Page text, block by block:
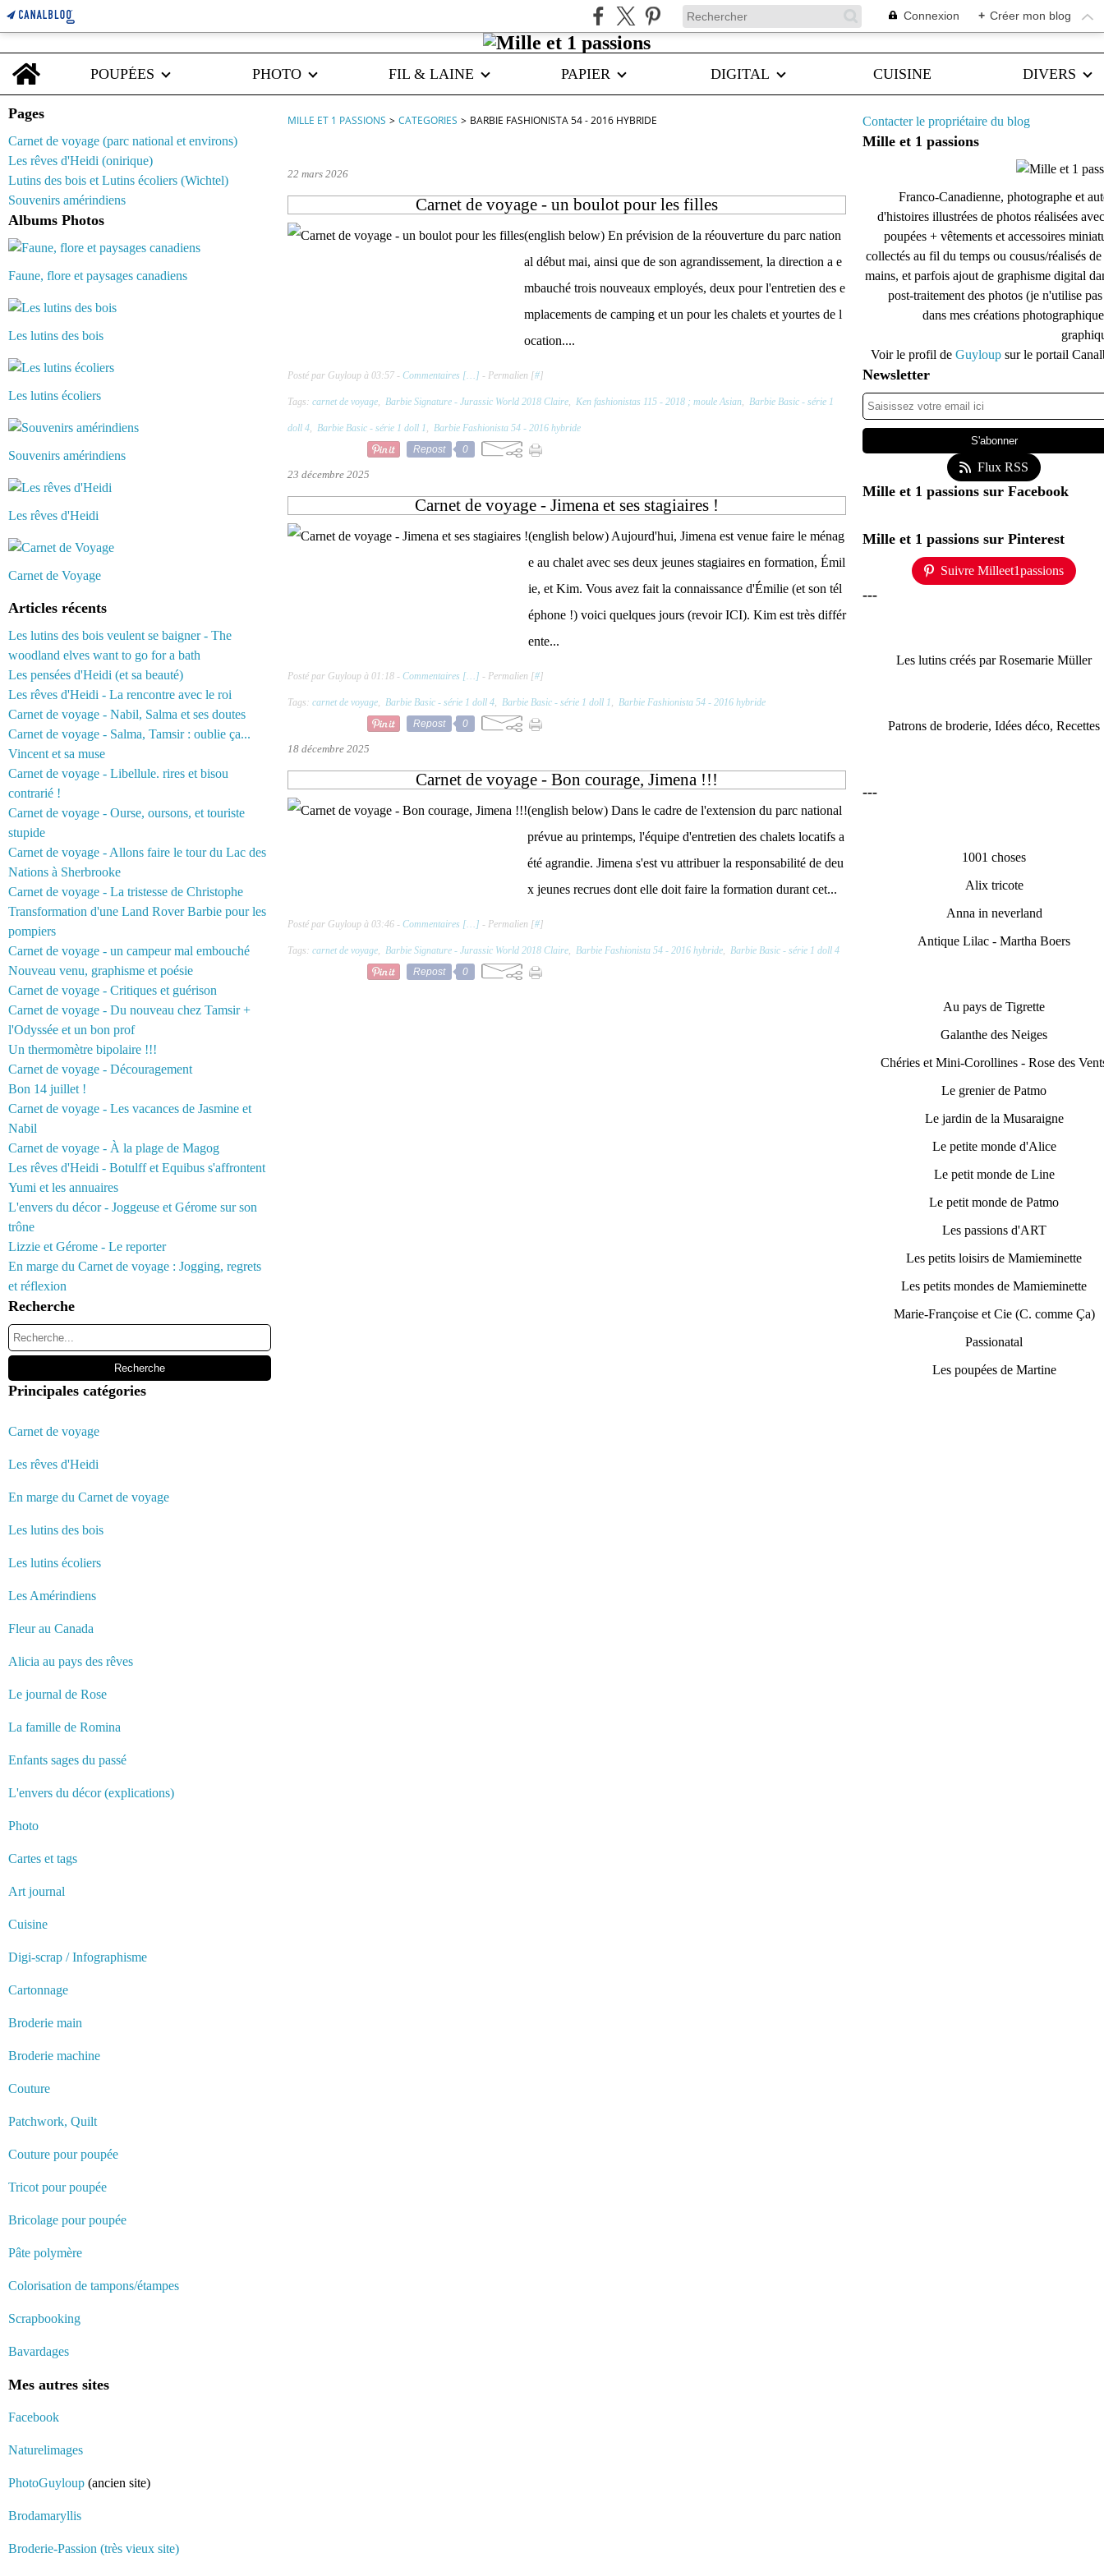
Connexion + Créer mon blog
Home
POUPÉES
PHOTO FIL & LAINE PAPIER DIGITAL CUISINE DIVERS
Pages
Carnet de voyage (parc national et environs)
Les rêves d'Heidi (onirique)
Lutins des bois et Lutins écoliers (Wichtel)
Souvenirs amérindiens
Albums Photos
Faune, flore et paysages canadiens
Les lutins des bois
Les lutins écoliers
Souvenirs amérindiens
Les rêves d'Heidi
Carnet de Voyage
Articles récents
Les lutins des bois veulent se baigner - The
woodland elves want to go for a bath
Les pensées d'Heidi (et sa beauté)
Les rêves d'Heidi - La rencontre avec le roi
Carnet de voyage - Nabil, Salma et ses doutes
Carnet de voyage - Salma, Tamsir : oublie ça...
Vincent et sa muse
Carnet de voyage - Libellule. rires et bisou
contrarié !
Carnet de voyage - Ourse, oursons, et touriste
stupide
Carnet de voyage - Allons faire le tour du Lac des
Nations à Sherbrooke
Carnet de voyage - La tristesse de Christophe
Transformation d'une Land Rover Barbie pour les
pompiers
Carnet de voyage - un campeur mal embouché
Nouveau venu, graphisme et poésie
Carnet de voyage - Critiques et guérison
Carnet de voyage - Du nouveau chez Tamsir +
l'Odyssée et un bon prof
Un thermomètre bipolaire !!!
Carnet de voyage - Découragement
Bon 14 juillet !
Carnet de voyage - Les vacances de Jasmine et
Nabil
Carnet de voyage - À la plage de Magog
Les rêves d'Heidi - Botulff et Equibus s'affrontent
Yumi et les annuaires
L'envers du décor - Joggeuse et Gérome sur son
trône
Lizzie et Gérome - Le reporter
En marge du Carnet de voyage : Jogging, regrets
et réflexion
Recherche
Principales catégories
Carnet de voyage
Les rêves d'Heidi
En marge du Carnet de voyage
Les lutins des bois
Les lutins écoliers
Les Amérindiens
Fleur au Canada
Alicia au pays des rêves
Le journal de Rose
La famille de Romina
Enfants sages du passé
L'envers du décor (explications)
Photo
Cartes et tags
Art journal
Cuisine
Digi-scrap / Infographisme
Cartonnage
Broderie main
Broderie machine
Couture
Patchwork, Quilt
Couture pour poupée
Tricot pour poupée
Bricolage pour poupée
Pâte polymère
Colorisation de tampons/étampes
Scrapbooking
Bavardages
Mes autres sites
Facebook
Naturelimages
PhotoGuyloup (ancien site)
Brodamaryllis
Broderie-Passion (très vieux site)
MILLE ET 1 PASSIONS > CATEGORIES > BARBIE FASHIONISTA 54 - 2016 HYBRIDE
22 mars 2026
Carnet de voyage - un boulot pour les filles
(english below) En prévision de la réouverture du parc nation
al début mai, ainsi que de son agrandissement, la direction a e
mbauché trois nouveaux employés, deux pour l'entretien des e
mplacements de camping et un pour les chalets et yourtes de l
ocation....
Posté par Guyloup à 03:57 - Commentaires [… ] - Permalien [#]
Tags: carnet de voyage, Barbie Signature - Jurassic World 2018 Claire, Ken fashionistas 115 - 2018 ; moule Asian, Barbie Basic - série 1
doll 4, Barbie Basic - série 1 doll 1, Barbie Fashionista 54 - 2016 hybride
Repost
0
23 décembre 2025
Carnet de voyage - Jimena et ses stagiaires !
(english below) Aujourd'hui, Jimena est venue faire le ménag
e au chalet avec ses deux jeunes stagiaires en formation, Émil
ie, et Kim. Vous avez fait la connaissance d'Émilie (et son tél
éphone !) voici quelques jours (revoir ICI). Kim est très différ
ente...
Posté par Guyloup à 01:18 - Commentaires [… ] - Permalien [#]
Tags: carnet de voyage, Barbie Basic - série 1 doll 4, Barbie Basic - série 1 doll 1, Barbie Fashionista 54 - 2016 hybride
Repost
0
18 décembre 2025
Carnet de voyage - Bon courage, Jimena !!!
(english below) Dans le cadre de l'extension du parc national
prévue au printemps, l'équipe d'entretien des chalets locatifs a
été agrandie. Jimena s'est vu attribuer la responsabilité de deu
x jeunes recrues dont elle doit faire la formation durant cet...
Posté par Guyloup à 03:46 - Commentaires [… ] - Permalien [#]
Tags: carnet de voyage, Barbie Signature - Jurassic World 2018 Claire, Barbie Fashionista 54 - 2016 hybride, Barbie Basic - série 1 doll 4
Repost
0
Contacter le propriétaire du blog
Mille et 1 passions
Franco-Canadienne, photographe et
d'histoires illustrées de photos réalisées
poupées + vêtements et accessoires
collectés au fil du temps ou cousus/réalisés de
mains, et parfois ajout de graphisme digital
post-traitement des photos (je n'utilise
dans mes créations
Voir le profil de Guyloup sur le portail
Newsletter
Flux RSS
Mille et 1 passions sur Facebook
Mille et 1 passions sur Pinterest
Suivre Milleet1passions
---
Les lutins créés par Rosemarie Müller
Patrons de broderie, Idées déco, Recettes
---
1001 choses
Alix tricote
Anna in neverland
Antique Lilac - Martha Boers
Au pays de Tigrette
Galanthe des Neiges
Chéries et Mini-Corollines - Rose des
Le grenier de Patmo
Le jardin de la Musaraigne
Le petite monde d'Alice
Le petit monde de Line
Le petit monde de Patmo
Les passions d'ART
Les petits loisirs de Mamieminette
Les petits mondes de Mamieminette
Marie-Françoise et Cie (C. comme Ça)
Passionatal
Les poupées de Martine